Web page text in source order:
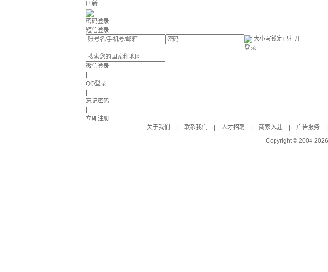
刷新
密码登录
短信登录
大小写锁定已打开
登录
微信登录
QQ登录
忘记密码
立即注册
关于我们
联系我们 人才招聘 商家入驻 广告服务
Copyright © 2004-2026